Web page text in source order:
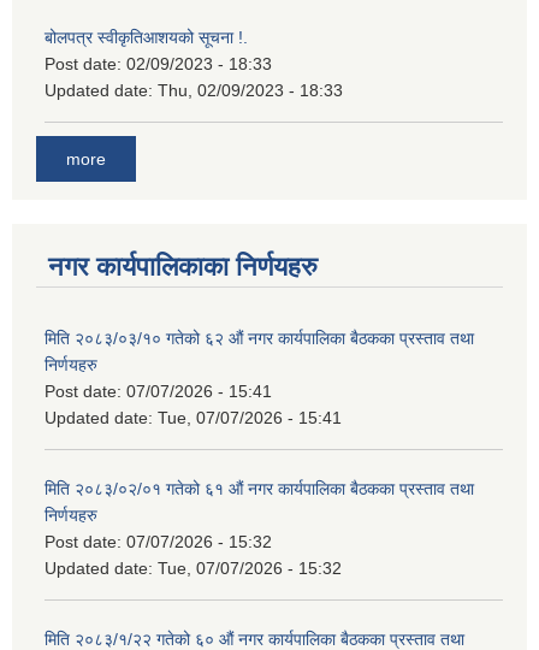
बोलपत्र स्वीकृतिआशयको सूचना !.
Post date: 02/09/2023 - 18:33
Updated date: Thu, 02/09/2023 - 18:33
more
नगर कार्यपालिकाका निर्णयहरु
मिति २०८३/०३/१० गतेको ६२ औं नगर कार्यपालिका बैठकका प्रस्ताव तथा
निर्णयहरु
Post date: 07/07/2026 - 15:41
Updated date: Tue, 07/07/2026 - 15:41
मिति २०८३/०२/०१ गतेको ६१ औं नगर कार्यपालिका बैठकका प्रस्ताव तथा
निर्णयहरु
Post date: 07/07/2026 - 15:32
Updated date: Tue, 07/07/2026 - 15:32
मिति २०८३/१/२२ गतेको ६० औं नगर कार्यपालिका बैठकका प्रस्ताव तथा